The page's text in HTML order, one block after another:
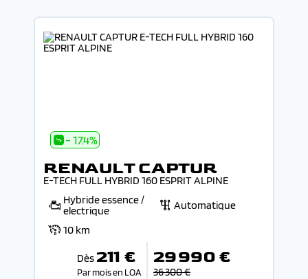
- 17.4%
RENAULT CAPTUR
E-TECH FULL HYBRID 160 ESPRIT ALPINE
Hybride essence /
electrique
Automatique
10 km
Dès 211 €
Par mois en LOA
29 990 €
36 300 €